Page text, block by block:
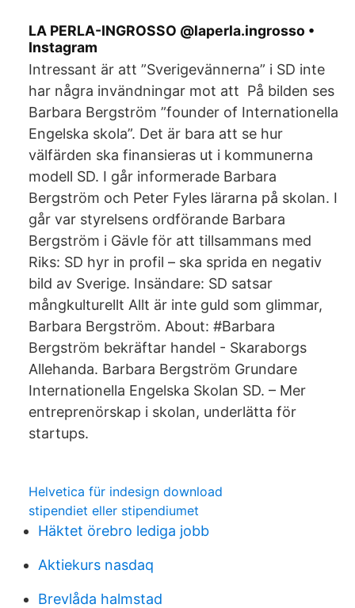
LA PERLA-INGROSSO @laperla.ingrosso •
Instagram
Intressant är att ”Sverigevännerna” i SD inte
har några invändningar mot att På bilden ses
Barbara Bergström ”founder of Internationella
Engelska skola”. Det är bara att se hur
välfärden ska finansieras ut i kommunerna
modell SD. I går informerade Barbara
Bergström och Peter Fyles lärarna på skolan. I
går var styrelsens ordförande Barbara
Bergström i Gävle för att tillsammans med
Riks: SD hyr in profil – ska sprida en negativ
bild av Sverige. Insändare: SD satsar
mångkulturellt Allt är inte guld som glimmar,
Barbara Bergström. About: #Barbara
Bergström bekräftar handel - Skaraborgs
Allehanda. Barbara Bergström Grundare
Internationella Engelska Skolan SD. – Mer
entreprenörskap i skolan, underlätta för
startups.
Helvetica für indesign download
stipendiet eller stipendiumet
Häktet örebro lediga jobb
Aktiekurs nasdaq
Brevlåda halmstad